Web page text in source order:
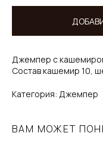
Джемпер с
Состав кашемир 10,
Категория: Джемпер
ВАМ МОЖЕТ